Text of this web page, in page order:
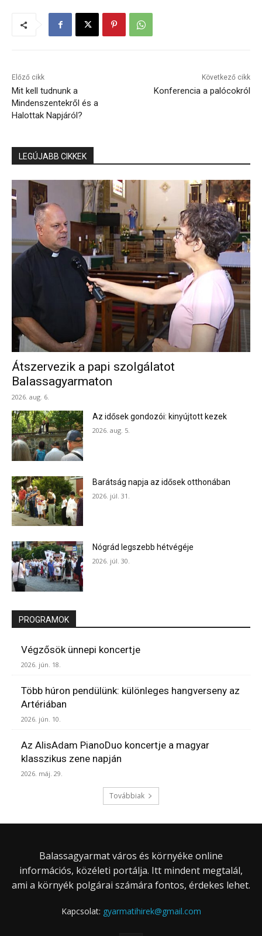
Előző cikk
Mit kell tudnunk a
Mindenszentekről és a
Halottak Napjáról?
Következő cikk
Konferencia a palócokról
LEGÚJABB CIKKEK
Átszervezik a papi szolgálatot
Balassagyarmaton
2026. aug. 6.
Az idősek gondozói: kinyújtott kezek
2026. aug. 5.
Barátság napja az idősek otthonában
2026. júl. 31.
Nógrád legszebb hétvégéje
2026. júl. 30.
PROGRAMOK
Végzősök ünnepi koncertje
2026. jún. 18.
Több húron pendülünk: különleges hangverseny az
Artériában
2026. jún. 10.
Az AlisAdam PianoDuo koncertje a magyar
klasszikus zene napján
2026. máj. 29.
Továbbiak
Balassagyarmat város és környéke online
információs, közéleti portálja. Itt mindent megtalál,
ami a környék polgárai számára fontos, érdekes lehet.
Kapcsolat: gyarmatihirek@gmail.com